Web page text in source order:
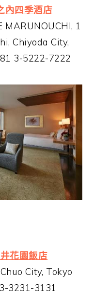
內四季酒店
MARUNOUCHI, 1
Chiyoda City,
3-5222-7222
花園飯店
City, Tokyo
3231-3131